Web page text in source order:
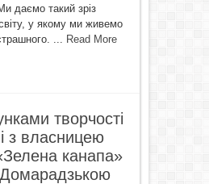
даємо такий зріз
у якому ми живемо
... Read More
творчості
з власницею
канапа»